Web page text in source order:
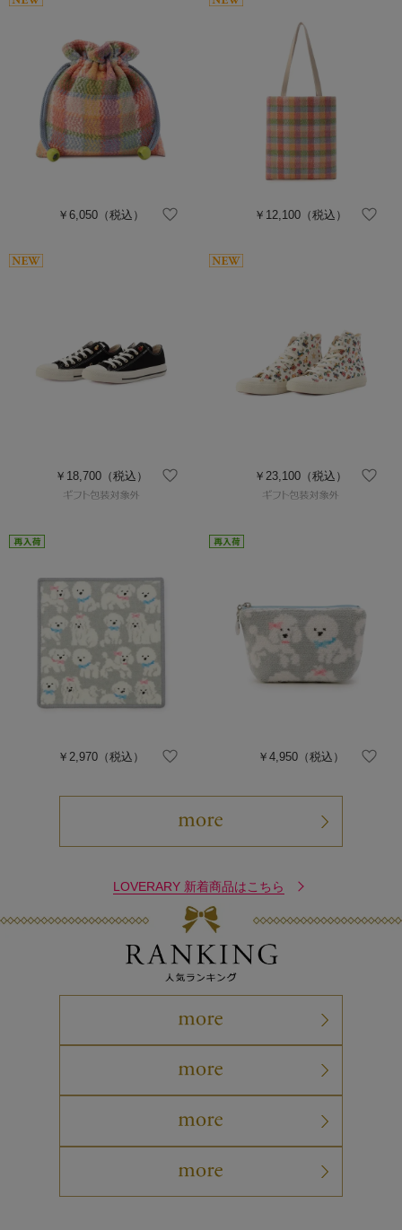
￥6,050 （税込） ￥12,100 （税込）
￥18,700（税込） ￥23,100 （税込）
￥2,970 （税込） ￥4,950（税込）
LOVERARY 新着商品はこちら